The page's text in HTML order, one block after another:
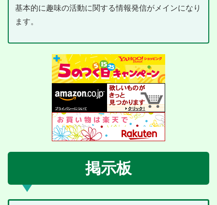
基本的に趣味の活動に関する情報発信がメインになり
ます。
掲示板